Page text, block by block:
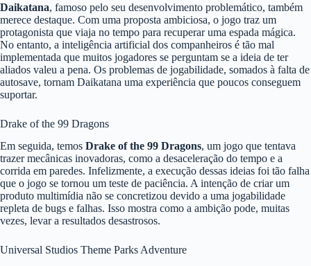
Daikatana, famoso pelo seu desenvolvimento problemático, também
merece destaque. Com uma proposta ambiciosa, o jogo traz um
protagonista que viaja no tempo para recuperar uma espada mágica.
No entanto, a inteligência artificial dos companheiros é tão mal
implementada que muitos jogadores se perguntam se a ideia de ter
aliados valeu a pena. Os problemas de jogabilidade, somados à falta de
autosave, tornam Daikatana uma experiência que poucos conseguem
suportar.
Drake of the 99 Dragons
Em seguida, temos Drake of the 99 Dragons, um jogo que tentava
trazer mecânicas inovadoras, como a desaceleração do tempo e a
corrida em paredes. Infelizmente, a execução dessas ideias foi tão falha
que o jogo se tornou um teste de paciência. A intenção de criar um
produto multimídia não se concretizou devido a uma jogabilidade
repleta de bugs e falhas. Isso mostra como a ambição pode, muitas
vezes, levar a resultados desastrosos.
Universal Studios Theme Parks Adventure